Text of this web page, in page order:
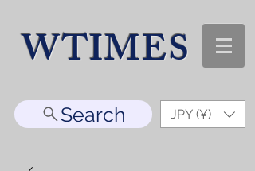
WTIMES
Search JPY (¥)